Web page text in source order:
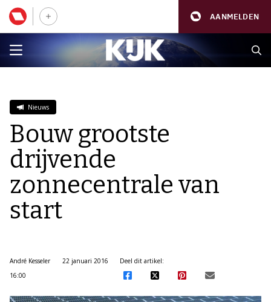
AANMELDEN
Nieuws
Bouw grootste
drijvende
zonnecentrale van
start
André Kesseler
22 januari 2016
16:00
Deel dit artikel: